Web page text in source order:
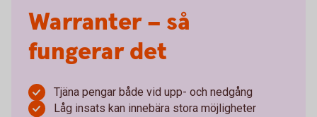
Warranter – så
fungerar det
Tjäna pengar både vid upp- och nedgång
Låg insats kan innebära stora möjligheter